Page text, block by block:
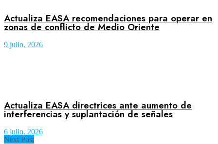
Actualiza EASA recomendaciones para operar en
zonas de conflicto de Medio Oriente
9 julio, 2026
Actualiza EASA directrices ante aumento de
interferencias y suplantación de señales
6 julio, 2026
Next Post